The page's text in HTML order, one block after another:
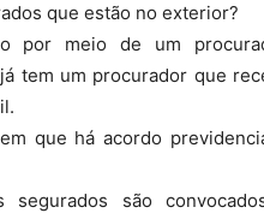
que estão no exterior?
por meio de um
tem um procurador que
que há acordo
segurados são